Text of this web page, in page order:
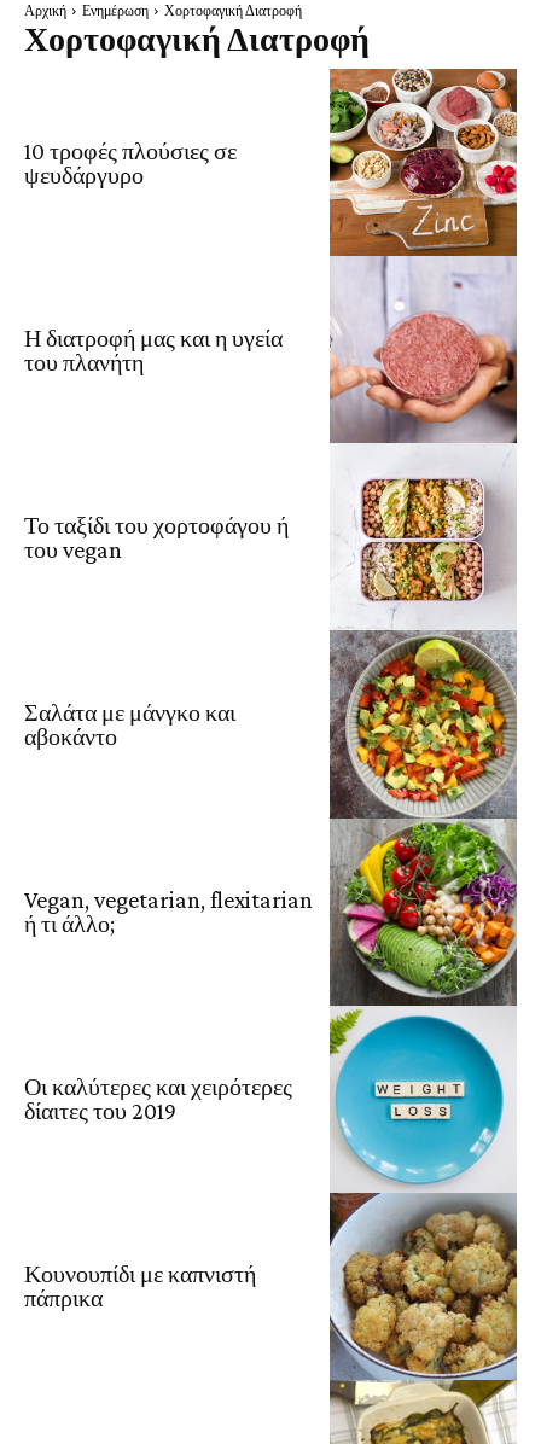
Αρχική Ενημέρωση Χορτοφαγική Διατροφή
Χορτοφαγική Διατροφή
10 τροφές πλούσιες σε
ψευδάργυρο
Η διατροφή μας και η υγεία
του πλανήτη
Το ταξίδι του χορτοφάγου ή
του vegan
Σαλάτα με μάνγκο και
αβοκάντο
Vegan, vegetarian, flexitarian
ή τι άλλο;
Οι καλύτερες και χειρότερες
δίαιτες του 2019
Κουνουπίδι με καπνιστή
πάπρικα